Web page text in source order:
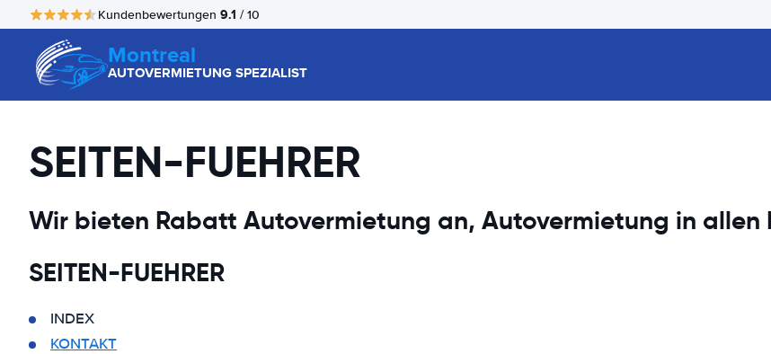
Kundenbewertungen 9.1 / 10
Montreal
AUTOVERMIETUNG SPEZIALIST
SEITEN-FUEHRER
Wir bieten Rabatt Autovermietung an, Autovermietung in allen
SEITEN-FUEHRER
INDEX
KONTAKT